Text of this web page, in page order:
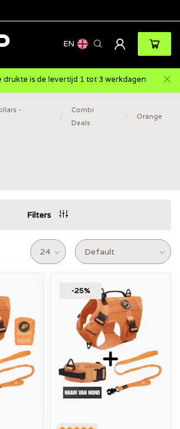
EN
drukte is de levertijd 1 tot 3 werkdagen
-
/
Combi
Deals
/ Orange
Filters
-25%